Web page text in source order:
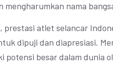
mengharumkan nama
prestasi atlet selancar
dipuji dan diapresiasi.
potensi besar dalam dunia